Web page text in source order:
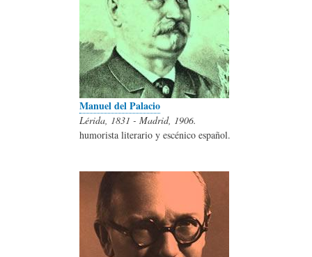
Manuel del Palacio
Lérida, 1831 - Madrid, 1906.
humorista literario y escénico español.